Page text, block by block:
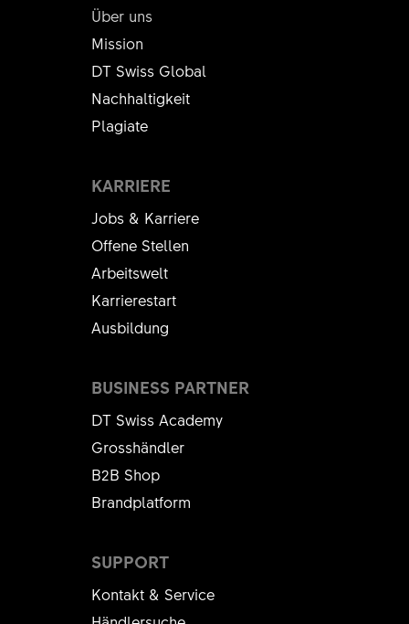
Über uns
Mission
DT Swiss Global
Nachhaltigkeit
Plagiate
KARRIERE
Jobs & Karriere
Offene Stellen
Arbeitswelt
Karrierestart
Ausbildung
SUPPORT
Kontakt & Service
BUSINESS PARTNER
DT Swiss Academy
Grosshändler
B2B Shop
Brandplatform